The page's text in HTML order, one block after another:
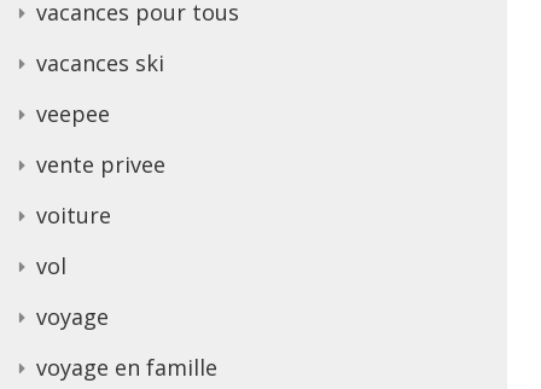
vacances pour tous
vacances ski
veepee
vente privee
voiture
vol
voyage
voyage en famille